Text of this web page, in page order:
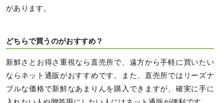
があります。
どちらで買うのがおすすめ？
新鮮さとお得さ重視なら直売所で、遠方から手軽に買いたい
ならネット通販がおすすめです。また、直売所ではリーズナ
ブルな価格で新鮮なあまりんを購入できますが、確実に手に